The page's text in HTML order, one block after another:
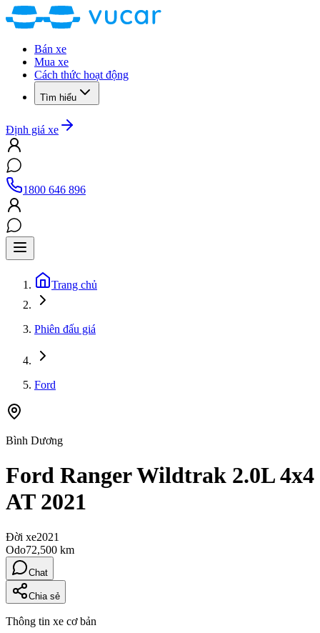
Bán xe
Mua xe
Cách thức hoạt động
Tìm hiểu
Định giá xe
1800 646 896
Trang chủ
Phiên đấu giá
Ford
Bình Dương
Ford Ranger Wildtrak 2.0L 4x4
AT 2021
Đời xe2021
Odo72,500 km
Chat
Chia sẻ
Thông tin xe cơ bản